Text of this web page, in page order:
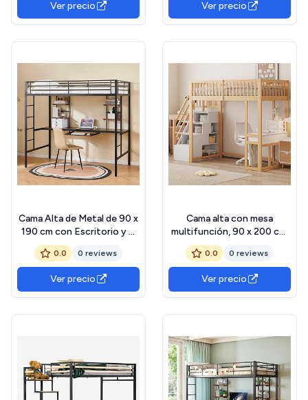
Ver precio
con escalera y barandilla,
color blanco (sin colchón)
Ver precio
Cama Alta de Metal de 90 x
190 cm con Escritorio y 4
estantes, Marco de Acero
Estable, Rejilla de
Seguridad, Estilo
Minimalista, Ideal para
dormitorios y
0.0 0 reviews
Ver precio
Cama alta con mesa
multifunción, 90 x 200 cm,
escalera de
almacenamiento segura,
estructura de madera de
pino maciza, para niños y
jóvenes (blanco y natural)
0.0 0 reviews
Ver precio